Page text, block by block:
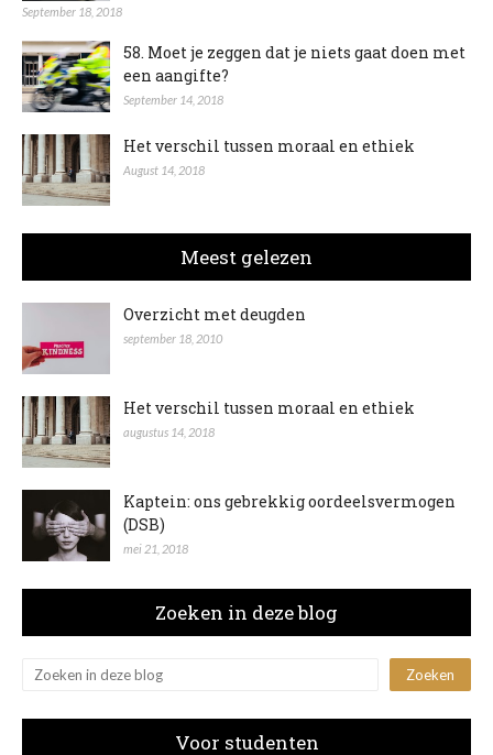
September 18, 2018
58. Moet je zeggen dat je niets gaat doen met
een aangifte?
September 14, 2018
Het verschil tussen moraal en ethiek
August 14, 2018
Meest gelezen
Overzicht met deugden
september 18, 2010
Het verschil tussen moraal en ethiek
augustus 14, 2018
Kaptein: ons gebrekkig oordeelsvermogen
(DSB)
mei 21, 2018
Zoeken in deze blog
Voor studenten